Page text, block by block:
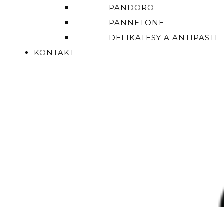
PANDORO
PANNETONE
DELIKATESY A ANTIPASTI
KONTAKT